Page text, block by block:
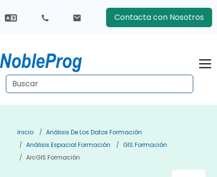
Contacta con Nosotros
Inicio
Análisis De Los Datos Formación
Análisis Espacial Formación
GIS Formación
ArcGIS Formación